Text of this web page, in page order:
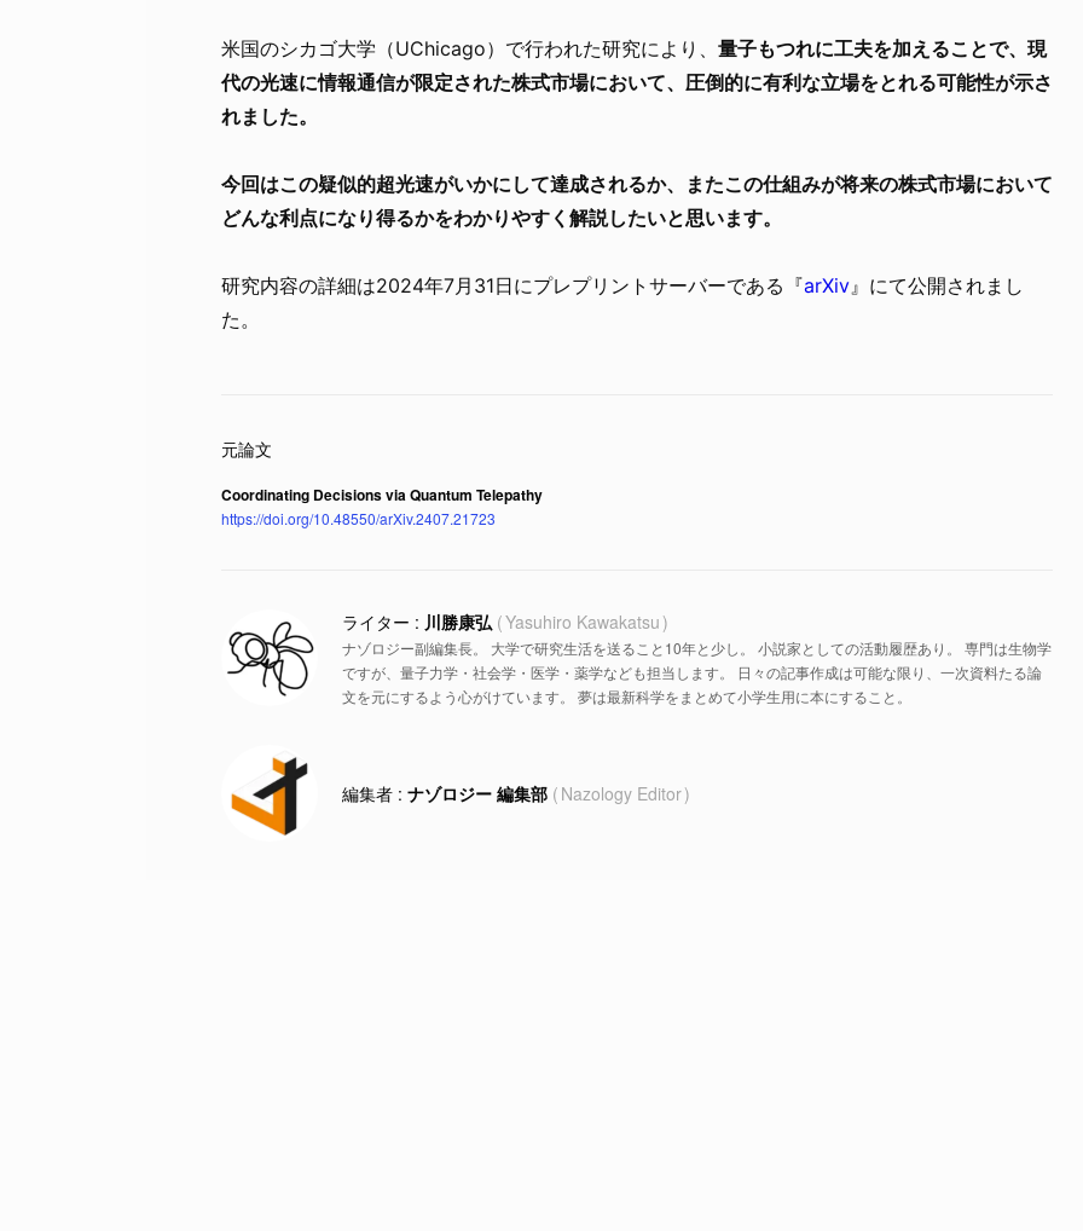
米国のシカゴ大学（UChicago）で行われた研究により、 量子もつれに工夫を加えることで、現
代の光速に情報通信が限定された株式市場において、圧倒的に有利な立場をとれる可能性が示さ
れました。
今回はこの疑似的超光速がいかにして達成されるか、またこの仕組みが将来の株式市場において
どんな利点になり得るかをわかりやすく解説したいと思います。
研究内容の詳細は2024年7月31日にプレプリントサーバーである『arXiv 』にて公開されまし
た。
Coordinating Decisions via Quantum Telepathy
https://doi.org/10.48550/arXiv.2407.21723
川勝康弘 Yasuhiro Kawakatsu
ナゾロジー副編集長。 大学で研究生活を送ること10年と少し。 小説家としての活動履歴あり。 専門は生物学
ですが、量子力学・社会学・医学・薬学なども担当します。 日々の記事作成は可能な限り、一次資料たる論
文を元にするよう心がけています。 夢は最新科学をまとめて小学生用に本にすること。
ナゾロジー 編集部 Nazology Editor